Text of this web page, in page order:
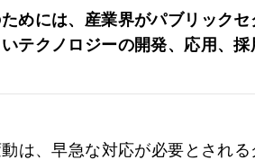
めには、産業界がパブリック
テクノロジーの開発、応用、
は、早急な対応が必要とされ